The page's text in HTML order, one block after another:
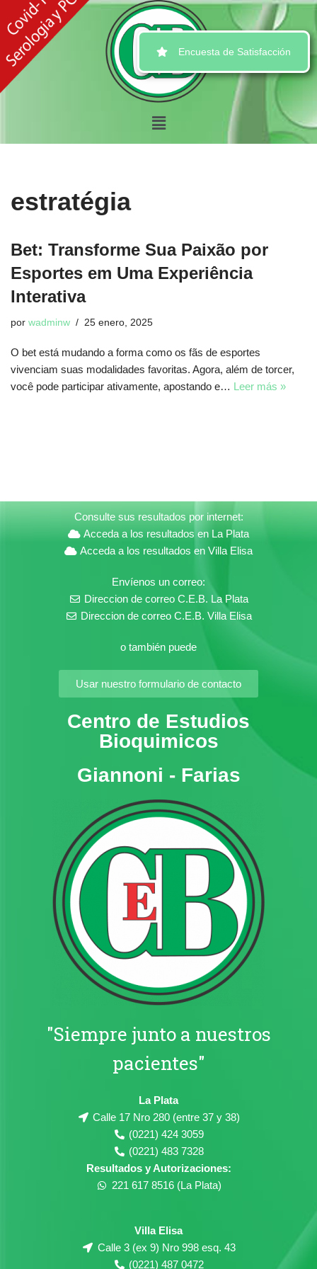
Ir
al
contenido
Encuesta de Satisfacción
estratégia
Bet: Transforme Sua Paixão por
Esportes em Uma Experiência
Interativa
por wadminw 25 enero, 2025
O bet está mudando a forma como os fãs de esportes
vivenciam suas modalidades favoritas. Agora, além de torcer,
você pode participar ativamente, apostando e… Leer más »
Consulte sus resultados por internet:
Acceda a los resultados en La Plata
Acceda a los resultados en Villa Elisa
Envíenos un correo:
Direccion de correo C.E.B. La Plata
Direccion de correo C.E.B. Villa Elisa
o también puede
Usar nuestro formulario de contacto
Centro de Estudios
Bioquimicos
Giannoni - Farias
"Siempre junto a nuestros
pacientes"
La Plata
Calle 17 Nro 280 (entre 37 y 38)
(0221) 424 3059
(0221) 483 7328
Resultados y Autorizaciones:
221 617 8516 (La Plata)
Villa Elisa
Calle 3 (ex 9) Nro 998 esq. 43
(0221) 487 0472